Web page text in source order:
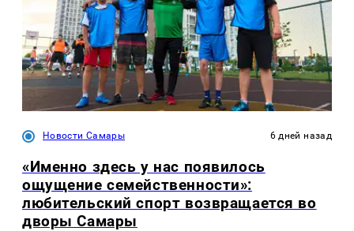
Новости Самары 6 дней назад
«Именно здесь у нас появилось
ощущение семейственности»:
любительский спорт возвращается во
дворы Самары